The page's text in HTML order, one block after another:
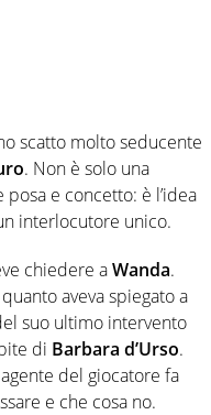
scatto molto seducente
. Non è solo una
e concetto: è l’idea
interlocutore unico.
chiedere aWanda.
aveva spiegato a
suo ultimo intervento
di Barbara d’Urso.
del giocatore fa
e che cosa no.